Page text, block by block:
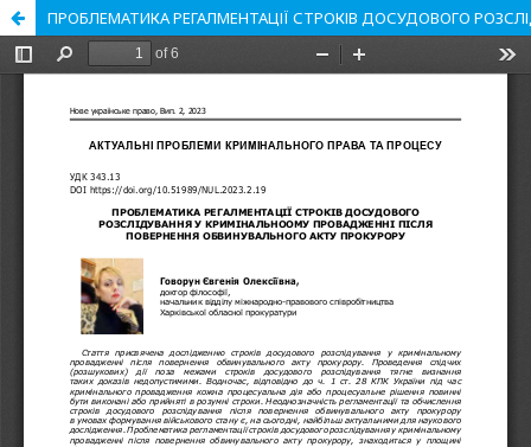
ПРОБЛЕМАТИКА РЕГАЛМЕНТАЦІЇ СТРОКІВ ДОСУДОВОГО